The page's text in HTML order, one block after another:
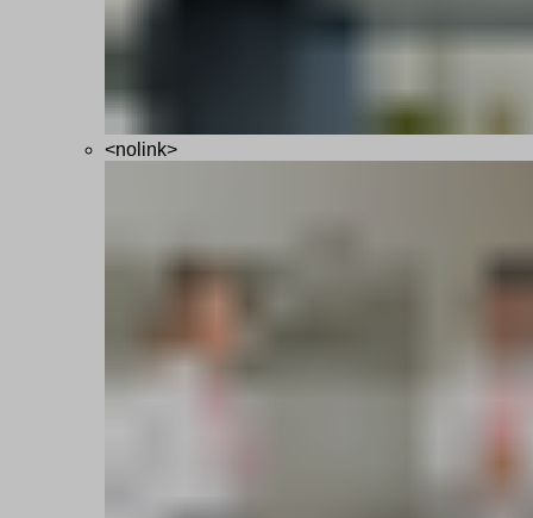
<nolink>